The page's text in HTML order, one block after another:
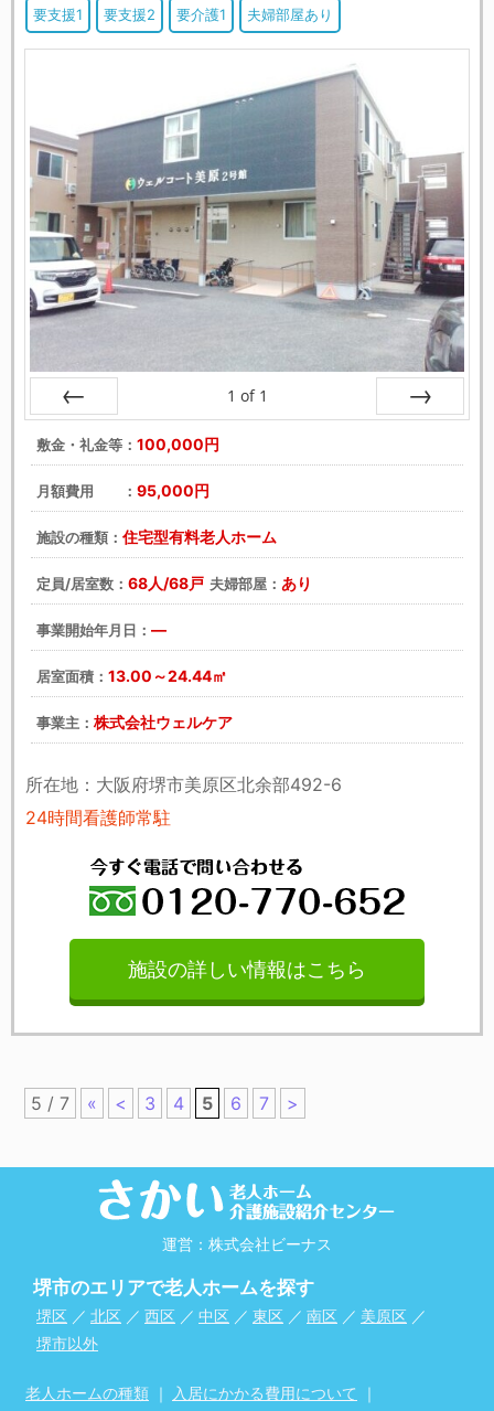
要支援1 要支援2 要介護1 夫婦部屋あり
戻る
1 of 1
敷金・礼金等： 100,000円
月額費用 ： 95,000円
施設の種類： 住宅型有料老人ホーム
定員/居室数： 68人/68戸 夫婦部屋： あり
事業開始年月日： ―
居室面積： 13.00～24.44㎡
事業主： 株式会社ウェルケア
所在地：大阪府堺市美原区北余部492-6
24時間看護師常駐
施設の詳しい情報はこちら
5 / 7 « < 3 4 5 6 7 >
運営：株式会社ビーナス
堺市のエリアで老人ホームを探す
堺区 ／ 北区 ／ 西区 ／ 中区 ／ 東区 ／ 南区 ／ 美原区 ／
堺市以外
老人ホームの種類 ｜ 入居にかかる費用について
｜